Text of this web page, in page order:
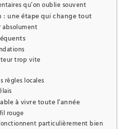
qu’on oublie souvent
: une étape qui change tout
absolument
trop vite
règles locales
à vivre toute l’année
rouge
particulièrement bien